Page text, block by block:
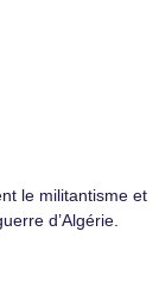
le militantisme et
d’Algérie.